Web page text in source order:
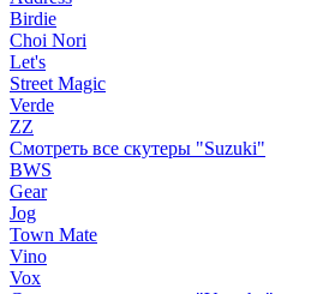
Birdie
Choi Nori
Let's
Street Magic
Verde
ZZ
Смотреть все скутеры "Suzuki"
BWS
Gear
Jog
Town Mate
Vino
Vox